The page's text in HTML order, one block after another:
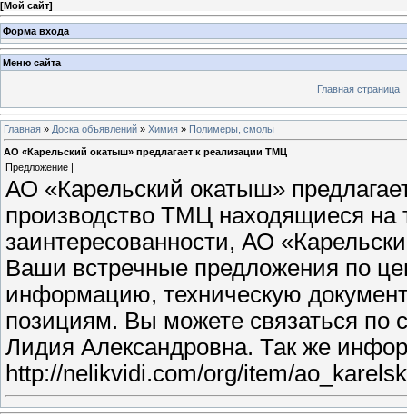
[Мой сайт]
Форма входа
Меню сайта
Главная страница
Главная » Доска объявлений » Химия » Полимеры, смолы
АО «Карельский окатыш» предлагает к реализации ТМЦ
Предложение |
АО «Карельский окатыш»
производство ТМЦ находящиеся на
заинтересованности, АО
Ваши встречные предложения по
информацию, техническую
позициям. Вы можете связаться по
Лидия Александровна. Так же
http://nelikvidi.com/org/item/